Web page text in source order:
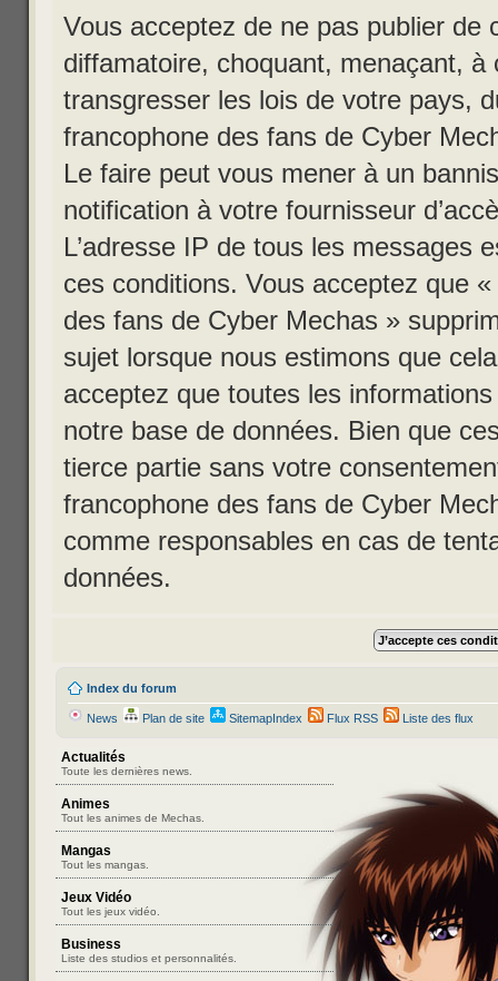
Vous acceptez de ne pas publier de
diffamatoire, choquant, menaçant,
transgresser les lois de votre pays,
francophone des fans de Cyber
Le faire peut vous mener à un
notification à votre fournisseur
L’adresse IP de tous les messages
ces conditions. Vous acceptez que
des fans de Cyber Mechas »
sujet lorsque nous estimons que
acceptez que toutes les
notre base de données. Bien que
tierce partie sans votre
francophone des fans de Cyber
comme responsables en cas de
données.
Index du forum
News Plan de site SitemapIndex Flux RSS Liste des flux
Actualités
Toute les dernières news.
Animes
Tout les animes de Mechas.
Mangas
Tout les mangas.
Jeux Vidéo
Tout les jeux vidéo.
Business
Liste des studios et personnalités.